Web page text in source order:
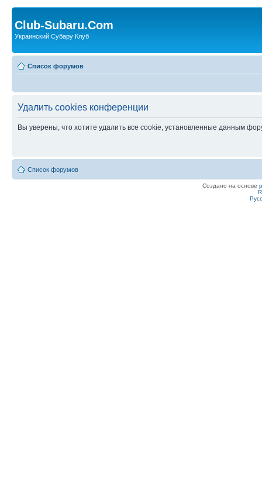
Club-Subaru.Com
Украинский Субару Клуб
Список форумов
Удалить cookies конференции
Вы уверены, что хотите удалить все cookie, установленные данным
Список форумов
Создано на основе